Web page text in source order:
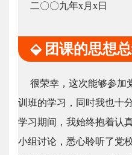
二〇〇九年x月x日
⬙ 团课的思想
很荣幸，这次能够参加
训班的学习，同时我也十
学习期间，我始终抱着认
小组讨论，悉心聆听了党